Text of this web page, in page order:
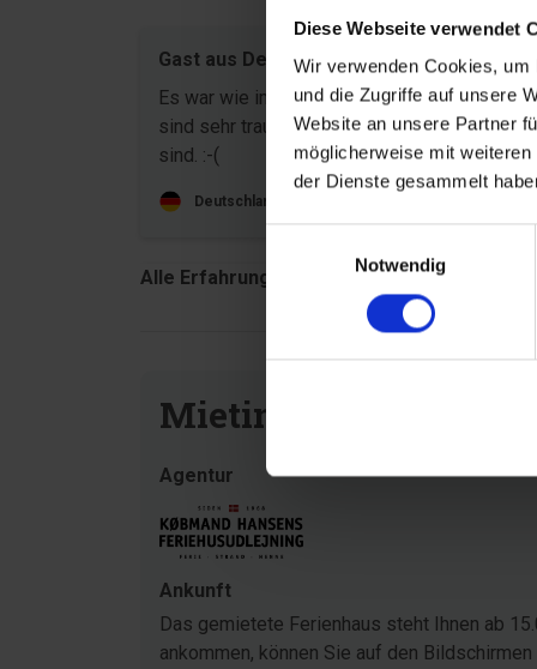
Diese Webseite verwendet
Wir verwenden Cookies,
und die Zugriffe auf unsere
Website an unsere Partner
möglicherweise mit
der Dienste gesammelt
Notwendig
Gast aus Deutschland
Juli
Es war wie immer Supertoll bei Euch und wir
sind sehr traurig, dass die Ferien zu Ende
sind. :-(
Deutschland
Alle Erfahrungsberichte anzeigen
Mietinformationen
Agentur
Ankunft
Das gemietete Ferienhaus steht Ihnen ab
ankommen, können Sie auf den